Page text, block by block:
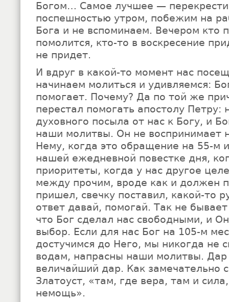
Богом… Самое лучшее —
поспешностью утром, побежим на
Бога и не вспоминаем. Вечером кто
помолится, кто-то в воскресение
не придет.
И вдруг в какой-то момент нас
начинаем молиться и удивляемся:
помогает. Почему? Да по той же
перестал помогать апостолу Петру:
духовного посыла от нас к Богу, и
наши молитвы. Он не воспринимает
Нему, когда это обращение на 55-м
нашей ежедневной повестке дня,
приоритеты, когда у нас другое
между прочим, вроде как и должен
пришел, свечку поставил, какой-то
ответ давай, помогай. Так не
что Бог сделал нас свободными, и
выбор. Если для нас Бог на 105-м
достучимся до Него, мы никогда не
водам, напрасны наши молитвы.
величайший дар. Как замечательно
Златоуст, «там, где вера, там и
немощь».